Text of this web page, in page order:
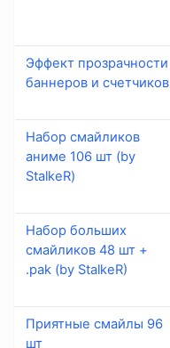
Эффект прозрачности
баннеров и счетчиков
Набор смайликов
аниме 106 шт (by
StalkeR)
Набор больших
смайликов 48 шт +
.pak (by StalkeR)
Приятные смайлы 96
шт